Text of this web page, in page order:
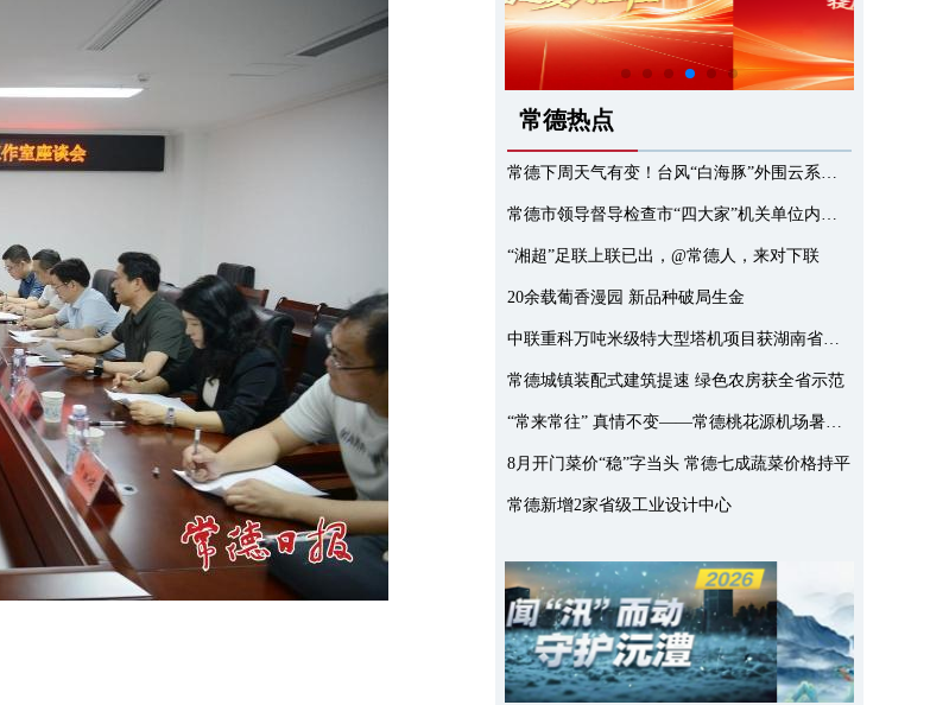
常德热点
常德下周天气有变！台风“白海豚”外围云系或带来强风雨
常德市领导督导检查市“四大家”机关单位内保及河街暑期治安防控工作
“湘超”足联上联已出，@常德人，来对下联
20余载葡香漫园 新品种破局生金
中联重科万吨米级特大型塔机项目获湖南省科技进步奖一等奖
常德城镇装配式建筑提速 绿色农房获全省示范
“常来常往” 真情不变——常德桃花源机场暑运优质服务小记
8月开门菜价“稳”字当头 常德七成蔬菜价格持平
常德新增2家省级工业设计中心